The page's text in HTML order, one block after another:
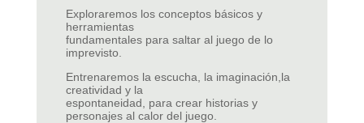
Exploraremos los conceptos básicos y
herramientas
fundamentales para saltar al juego de lo
imprevisto.
Entrenaremos la escucha, la imaginación,la
creatividad y la
espontaneidad, para crear historias y
personajes al calor del juego.